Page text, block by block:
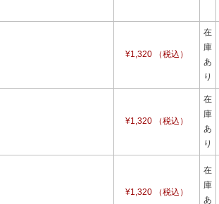
¥1,320 （税込）
在
庫
あ
り
¥1,320 （税込）
在
庫
あ
り
¥1,320 （税込）
在
庫
あ